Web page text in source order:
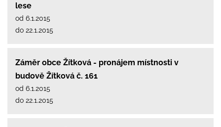
lese
od 6.1.2015
do 22.1.2015
Záměr obce Žítková - pronájem místnosti v
budově Žítková č. 161
od 6.1.2015
do 22.1.2015